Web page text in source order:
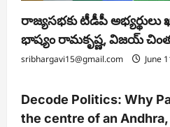
రాజ్యసభకు టీడీపీ
భాష్యం రామకృష్ణ, విజయ్
sribhargavi15@gmail.com June
Decode Politics: Why
the centre of an